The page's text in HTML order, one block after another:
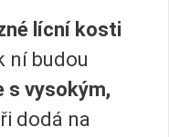
lícní kosti
ní budou
s vysokým,
dodá na